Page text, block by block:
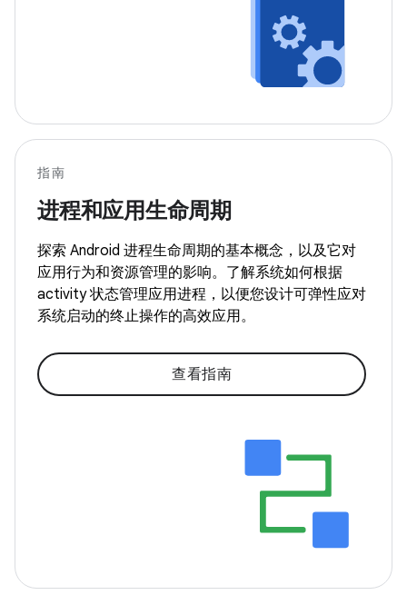
指南
进程和应用生命周期
探索 Android 进程生命周期的基本概念，以及它对
应用行为和资源管理的影响。了解系统如何根据
activity 状态管理应用进程，以便您设计可弹性应对
系统启动的终止操作的高效应用。
查看指南